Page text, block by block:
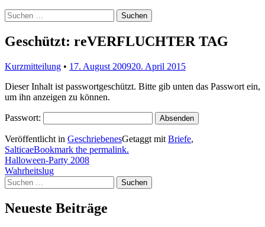
Suchen
nach:
Geschützt: reVERFLUCHTER TAG
Kurzmitteilung • 17. August 200920. April 2015
Dieser Inhalt ist passwortgeschützt. Bitte gib unten das Passwort ein,
um ihn anzeigen zu können.
Passwort:
Veröffentlicht in GeschriebenesGetaggt mit Briefe,
SalticaeBookmark the permalink.
Beitragsnavigation
Halloween-Party 2008
Wahrheitslug
Suchen
nach:
Neueste Beiträge